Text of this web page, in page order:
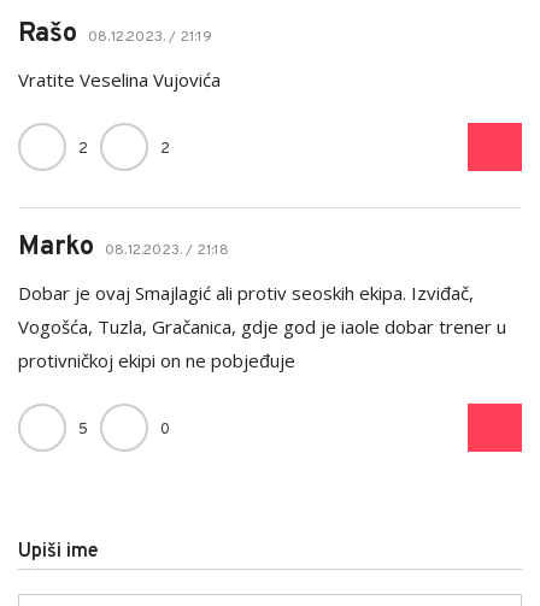
Rašo 08.12.2023. / 21:19
Vratite Veselina Vujovića
2 2
Marko 08.12.2023. / 21:18
Dobar je ovaj Smajlagić ali protiv seoskih ekipa. Izviđač,
Vogošća, Tuzla, Gračanica, gdje god je iaole dobar trener u
protivničkoj ekipi on ne pobjeđuje
5 0
Upiši ime